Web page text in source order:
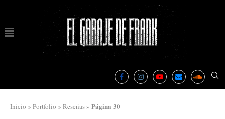
Inicio » Portfolio » Reseñas » Página 30